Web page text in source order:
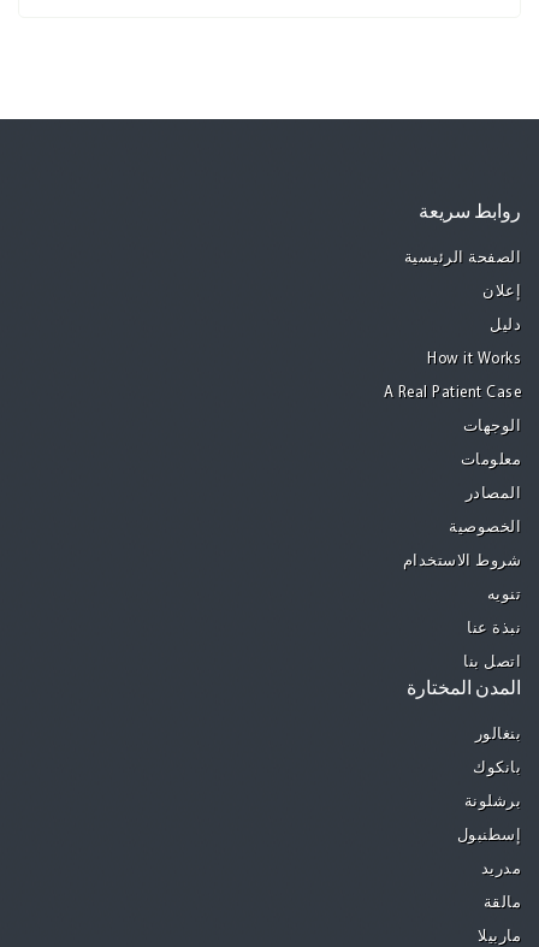
روابط سريعة
الصفحة الرئيسية
إعلان
دليل
How it Works
A Real Patient Case
الوجهات
معلومات
المصادر
الخصوصية
شروط الاستخدام
تنويه
نبذة عنا
اتصل بنا
المدن المختارة
بنغالور
بانكوك
برشلونة
إسطنبول
مدريد
مالقة
ماربيلا